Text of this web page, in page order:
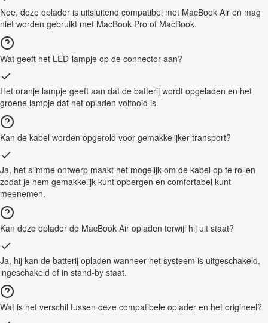
Nee, deze oplader is uitsluitend compatibel met MacBook Air en mag
niet worden gebruikt met MacBook Pro of MacBook.
Wat geeft het LED-lampje op de connector aan?
Het oranje lampje geeft aan dat de batterij wordt opgeladen en het
groene lampje dat het opladen voltooid is.
Kan de kabel worden opgerold voor gemakkelijker transport?
Ja, het slimme ontwerp maakt het mogelijk om de kabel op te rollen
zodat je hem gemakkelijk kunt opbergen en comfortabel kunt
meenemen.
Kan deze oplader de MacBook Air opladen terwijl hij uit staat?
Ja, hij kan de batterij opladen wanneer het systeem is uitgeschakeld,
ingeschakeld of in stand-by staat.
Wat is het verschil tussen deze compatibele oplader en het origineel?